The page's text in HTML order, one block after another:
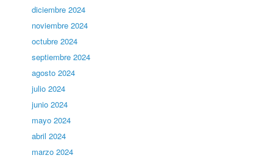
diciembre 2024
noviembre 2024
octubre 2024
septiembre 2024
agosto 2024
julio 2024
junio 2024
mayo 2024
abril 2024
marzo 2024